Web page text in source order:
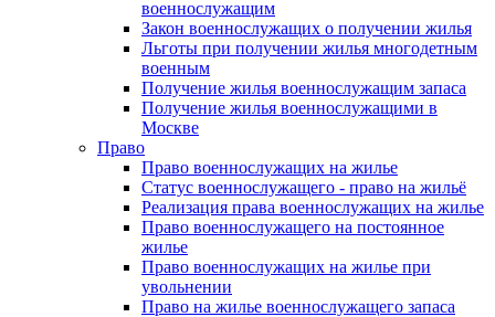
военнослужащим
Закон военнослужащих о получении жилья
Льготы при получении жилья многодетным
военным
Получение жилья военнослужащим запаса
Получение жилья военнослужащими в
Москве
Право
Право военнослужащих на жилье
Статус военнослужащего - право на жильё
Реализация права военнослужащих на жилье
Право военнослужащего на постоянное
жилье
Право военнослужащих на жилье при
увольнении
Право на жилье военнослужащего запаса